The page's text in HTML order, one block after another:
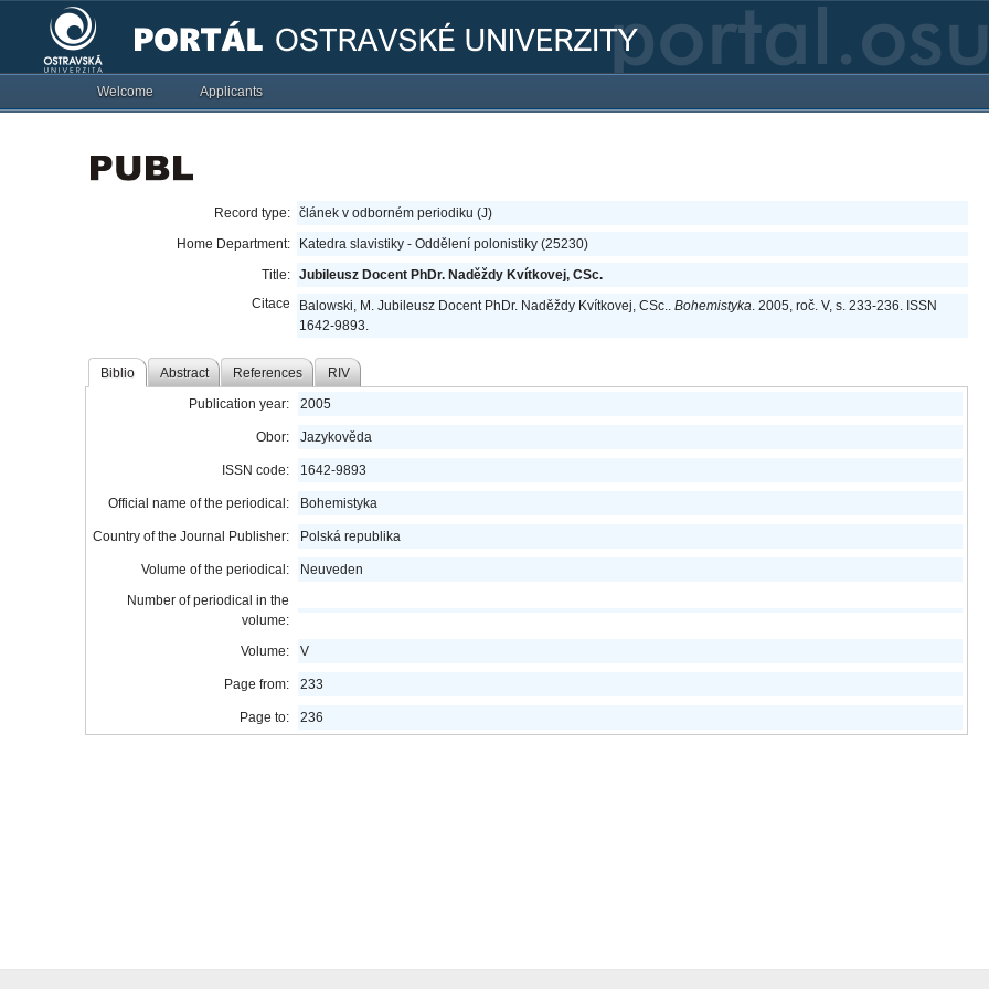
Welcome Applicants
Record type: článek v odborném periodiku (J)
Home Department:
Katedra slavistiky - Oddělení polonistiky (25230)
Title: Jubileusz Docent PhDr. Naděždy Kvítkovej, CSc.
Citace
Balowski, M. Jubileusz Docent PhDr. Naděždy Kvítkovej, CSc..Bohemistyka. 2005, roč. V, s. 233-236. ISSN
1642-9893.
Biblio Abstract References RIV
Publication year: 2005
Obor: Jazykověda
ISSN code: 1642-9893
Official name of the periodical: Bohemistyka
Country of the Journal Publisher: Polská republika
Volume of the periodical:
Neuveden
Number of periodical in the
volume:
Volume:
V
Page from: 233
Page to: 236